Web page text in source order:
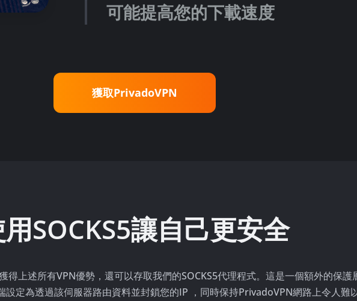
可能提高您的下載速度
獲取PrivadoVPN
SOCKS5讓自己更安全
上述所有VPN優勢，還可以存取我們的SOCKS5代理程式。這是一個額外的保護
定為透過該伺服器路由資料並封鎖您的IP ，同時保持PrivadoVPN網路上令人難